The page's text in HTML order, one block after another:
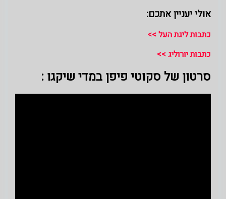
אולי יעניין אתכם:
כתבות ליגת העל >>
כתבות יורוליג >>
סרטון של סקוטי פיפן במדי שיקגו :